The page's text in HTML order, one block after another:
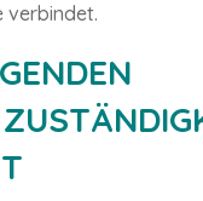
verbindet.